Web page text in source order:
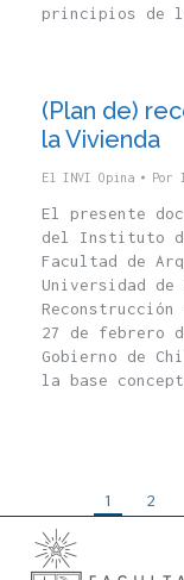
principios de
(Plan de)
la Vivienda
El INVI Opina Por
El presente
del Instituto
Facultad de
Universidad
27 de febrero
Gobierno de
la base
1 2